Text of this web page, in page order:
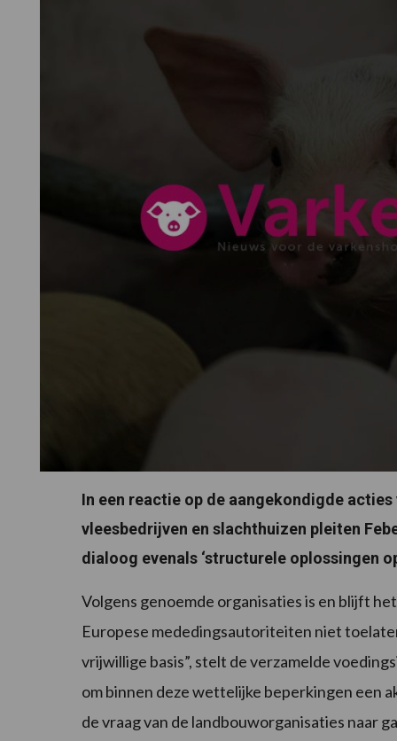
In een reactie op de aangekondigde
vleesbedrijven en slachthuizen pleiten
dialoog evenals ‘structurele oplossingen
Volgens genoemde organisaties is en blijft
Europese mededingsautoriteiten niet
vrijwillige basis”, stelt de verzamelde
om binnen deze wettelijke beperkingen een
de vraag van de landbouworganisaties naar